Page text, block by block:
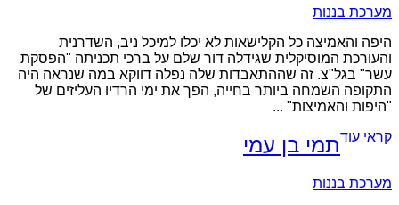
מערכת בננות
היפה והאמיצה כל הקלישאות לא יכלו למיכל ניב, השדרנית
והעורכת המוסיקלית שגידלה דור שלם על ברכי תכניתה "הפסקת
עשר" בגל"צ. זה שההתאבדות שלה נפלה דווקא במה שנראה היה
התקופה השמחה ביותר בחייה, הפך את ימי הרדיו העליזים של
"היפות והאמיצות" ...
קראי עודתמי בן עמי
מערכת בננות